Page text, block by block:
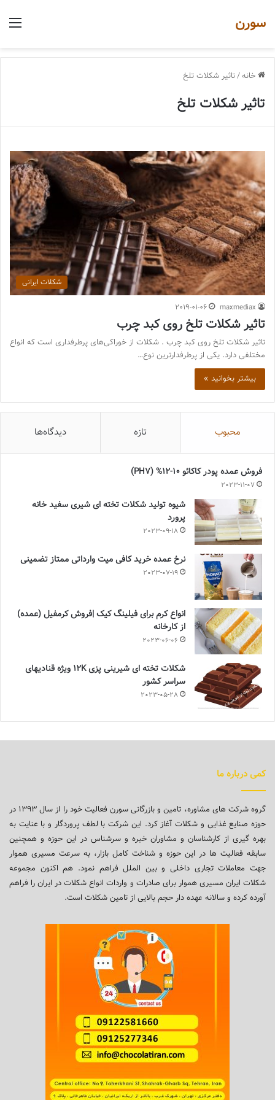
سورن
خانه/تاثیر شکلات تلخ
تاثیر شکلات تلخ
شکلات ایرانی
maxmediax
2019-01-06
تاثیر شکلات تلخ روی کبد چرب
تاثیر شکلات تلخ روی کبد چرب . شکلات از خوراکی‌های پرطرفداری است که انواع
مختلفی دارد. یکی از پرطرفدارترین نوع…
بیشتر بخوانید »
محبوب تازه دیدگاه‌ها
فروش عمده پودر کاکائو 10-12% (PH7)
2023-11-07
شیوه تولید شکلات تخته ای شیری سفید خانه
پرورد
2023-09-18
نرخ عمده خرید کافی میت وارداتی ممتاز تضمینی
2023-07-19
انواع کرم برای فیلینگ کیک |فروش کرمفیل (عمده)
از کارخانه
2023-06-06
شکلات تخته ای شیرینی پزی 12K ویژه قنادیهای
سراسر کشور
2023-05-28
کمی درباره ما
گروه شرکت های مشاوره، تامین و بازرگانی سورن فعالیت خود را از سال ۱۳۹۳ در
حوزه صنایع غذایی و شکلات آغاز کرد. این شرکت با لطف پروردگار و با عنایت به
بهره گیری از کارشناسان و مشاوران خبره و سرشناس در این حوزه و همچنین
سابقه فعالیت ها در این حوزه و شناخت کامل بازار، به سرعت مسیری هموار
جهت معاملات تجاری داخلی و بین الملل فراهم نمود. هم اکنون مجموعه
شکلات ایران مسیری هموار برای صادرات و واردات انواع شکلات در ایران را فراهم
آورده کرده و سالانه عهده دار حجم بالایی از تامین شکلات است.